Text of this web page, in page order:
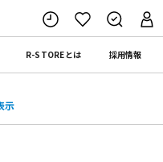
R-STOREとは 採用情報
示